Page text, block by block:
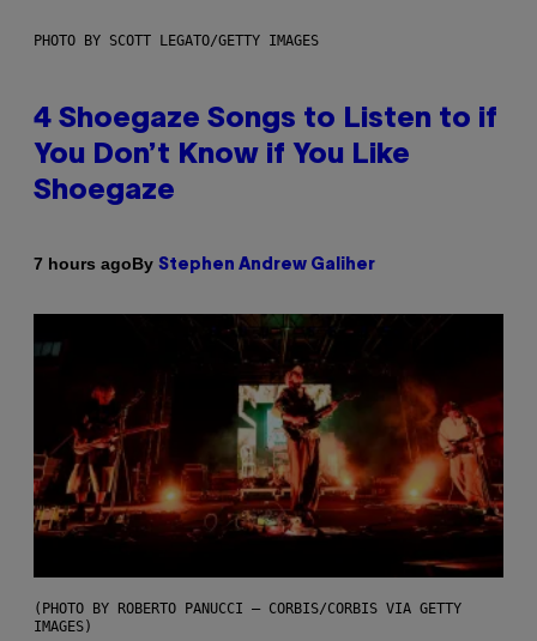
PHOTO BY SCOTT LEGATO/GETTY IMAGES
4 Shoegaze Songs to Listen to if
You Don’t Know if You Like
Shoegaze
7 hours agoBy Stephen Andrew Galiher
(PHOTO BY ROBERTO PANUCCI – CORBIS/CORBIS VIA GETTY
IMAGES)